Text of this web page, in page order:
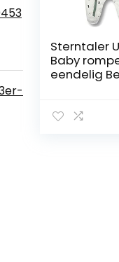
Sterntaler
Baby
eendelig